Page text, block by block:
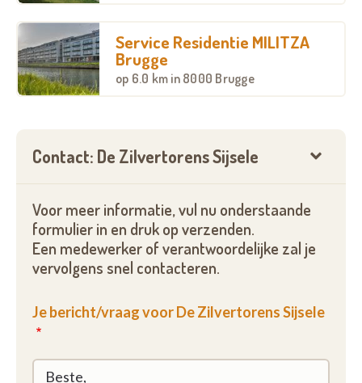
Deze dienstverlening maakt deel uit van het
uitgebreid en geïntegreerd zorgenpakket dat vzw
Curando in West- en Oost-Vlaanderen aanbiedt.
Meer informatie vind je op: www.curando.be
ook op: https://www.facebook.com/Curando-West-
Service Residentie MILITZA
Brugge
op 6.0 km in 8000 Brugge
Contact: De Zilvertorens Sijsele
Voor meer informatie, vul nu onderstaande
formulier in en druk op verzenden.
Een medewerker of verantwoordelijke zal je
vervolgens snel contacteren.
Je bericht/vraag voor De Zilvertorens Sijsele